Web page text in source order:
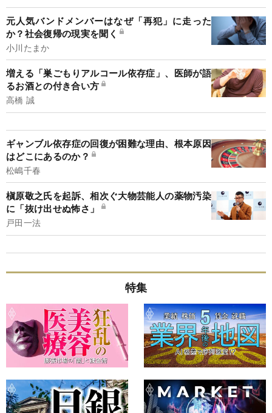
元人気バンドメンバーはなぜ「再犯」に走った
か？社会復帰の現実を聞く
小川たまか
増える「巣ごもりアルコール依存症」、医師が語
るお酒との付き合い方
高橋 誠
ギャンブル依存症の回復が困難な理由、根本原因
はどこにあるのか？
松嶋千春
槇原敬之氏を起訴、相次ぐ大物芸能人の薬物汚染
に「抜け出せぬ怖さ」
戸田一法
特集